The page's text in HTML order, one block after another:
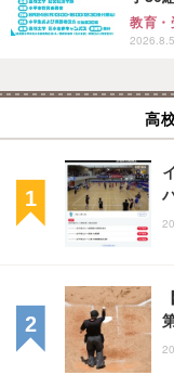
教育・
高